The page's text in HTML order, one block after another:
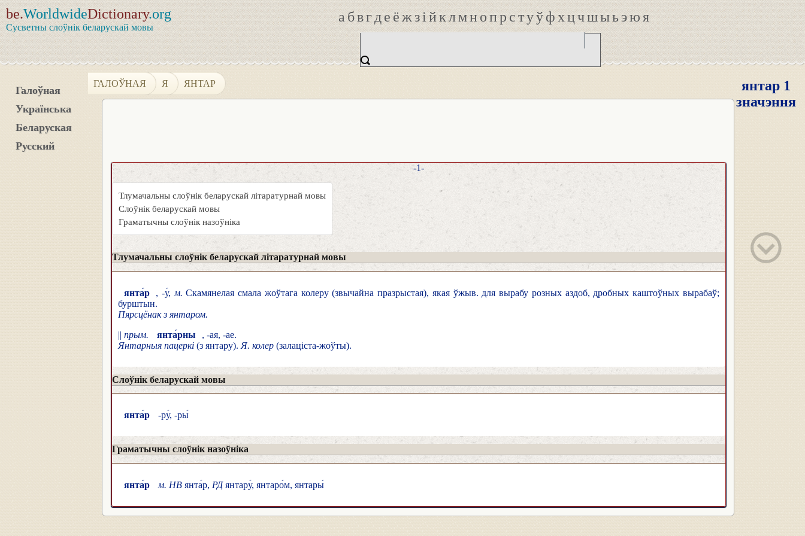
be.WorldwideDictionary.org
Сусветны слоўнік беларускай мовы
абвгдеёжзійклмнопрстуўфхцчшыьэюя
Галоўная
Українська
Беларуская
Русский
ГАЛОЎНАЯ Я ЯНТАР
янтар 1
значэння
-1-
Тлумачальны слоўнік беларускай літаратурнай мовы
Слоўнік беларускай мовы
Граматычны слоўнік назоўніка
Тлумачальны слоўнік беларускай літаратурнай мовы
янта́р , -у́, м. Скамянелая смала жоўтага колеру (звычайна празрыстая), якая ўжыв. для вырабу розных аздоб, дробных каштоўных вырабаў;
бурштын.
Пярсцёнак з янтаром.
|| прым. янта́рны
, -ая, -ае.
Янтарныя пацеркі (з янтару). Я. колер (залаціста-жоўты).
Слоўнік беларускай мовы
янта́р -ру́, -ры́
Граматычны слоўнік назоўніка
янта́р м. НВ янта́р, РДянтару́, янтаро́м, янтары́